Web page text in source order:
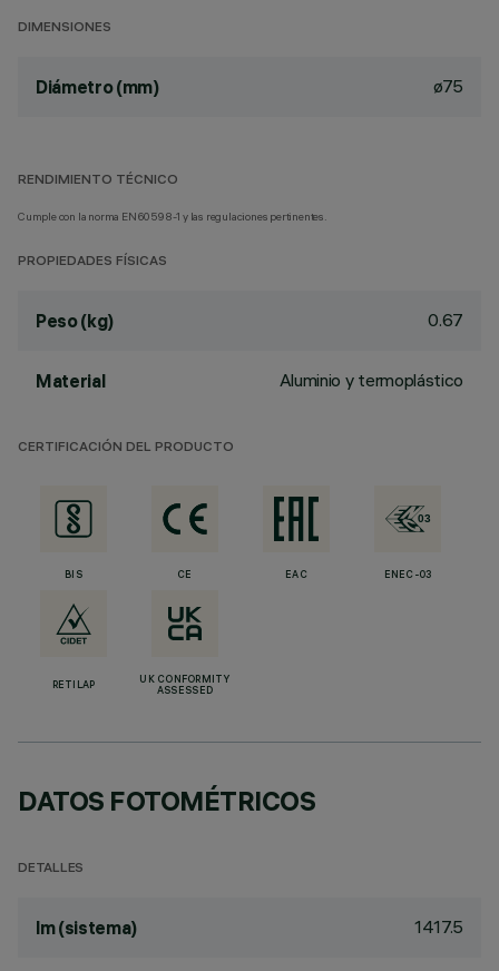
DIMENSIONES
Diámetro (mm) ø75
RENDIMIENTO TÉCNICO
Cumple con la norma EN60598-1 y las regulaciones pertinentes.
PROPIEDADES FÍSICAS
Peso (kg) 0.67
Material Aluminio y termoplástico
CERTIFICACIÓN DEL PRODUCTO
BIS CE EAC ENEC-03
RETILAP
UK CONFORMITY
ASSESSED
DATOS FOTOMÉTRICOS
DETALLES
lm (sistema) 1417.5